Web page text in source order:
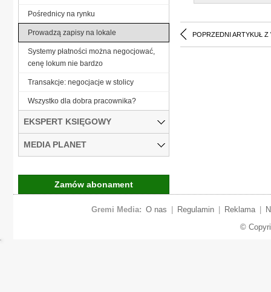
POPRZEDNI ARTYKUŁ Z
Pośrednicy na rynku
Prowadzą zapisy na lokale
Systemy płatności można negocjować,
cenę lokum nie bardzo
Transakcje: negocjacje w stolicy
Wszystko dla dobra pracownika?
EKSPERT KSIĘGOWY
MEDIA PLANET
Zamów abonament
Gremi Media: O nas Regulamin Reklama
©